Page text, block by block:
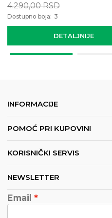
DETALJNIJE
4.290,00RSD
Dostupno boja: 3
INFORMACIJE
POMOĆ PRI KUPOVINI
KORISNIČKI SERVIS
NEWSLETTER
Email